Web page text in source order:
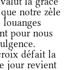
notre zèle
louanges
pour nous
défait la
jour revient